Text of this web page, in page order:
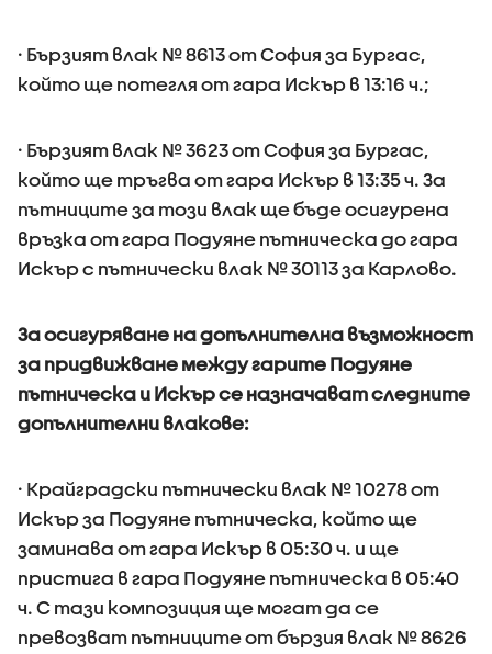
· Бързият влак № 8613 от София за Бургас,
който ще потегля от гара Искър в 13:16 ч.;
· Бързият влак № 3623 от София за Бургас,
който ще тръгва от гара Искър в 13:35 ч. За
пътниците за този влак ще бъде осигурена
връзка от гара Подуяне пътническа до гара
Искър с пътнически влак № 30113 за Карлово.
За осигуряване на допълнителна възможност
за придвижване между гарите Подуяне
пътническа и Искър се назначават следните
допълнителни влакове:
· Крайградски пътнически влак № 10278 от
Искър за Подуяне пътническа, който ще
заминава от гара Искър в 05:30 ч. и ще
пристига в гара Подуяне пътническа в 05:40
ч. С тази композиция ще могат да се
превозват пътниците от бързия влак № 8626